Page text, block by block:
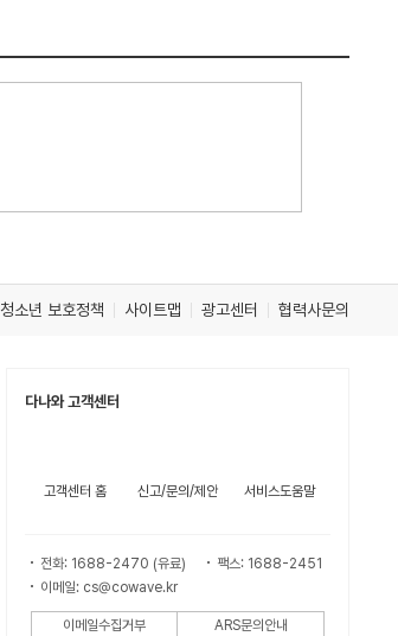
청소년 보호정책 사이트맵 광고센터 협력사문의
다나와 고객센터
고객센터 홈 신고/문의/제안 서비스도움말
전화: 1688-2470 (유료)
팩스: 1688-2451
이메일: cs@cowave.kr
이메일수집거부 ARS문의안내